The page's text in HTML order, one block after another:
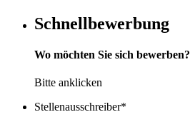
Schnellbewerbung
Wo möchten Sie sich bewerben?
Bitte anklicken
Stellenausschreiber*